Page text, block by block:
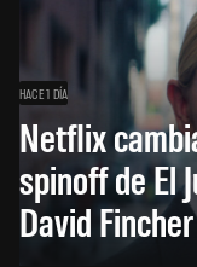
HACE 1 DÍA
Netflix
spinoff de El
David Fincher